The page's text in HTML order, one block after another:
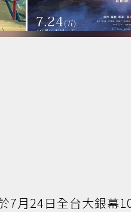
7月24日全台大銀幕